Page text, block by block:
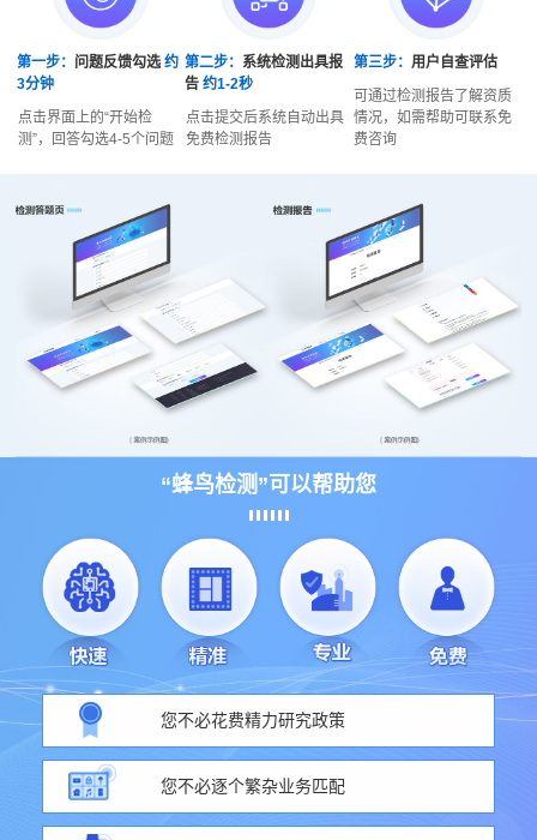
第一步： 问题反馈勾选约
3分钟
点击界面上的“开始检
测”，回答勾选4-5个问题
第二步：系统检测出具报
告约1-2秒
点击提交后系统自动出具
免费检测报告
第三步： 用户自查评估
可通过检测报告了解资质
情况，如需帮助可联系免
费咨询
“蜂鸟检测”可以帮助您
您不必花费精力研究政策
您不必逐个繁杂业务匹配